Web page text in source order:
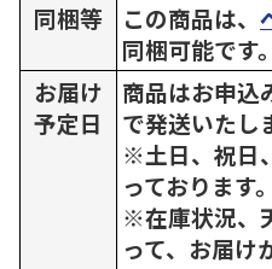
同梱等
この商品は、
同梱可能です。
お届け
予定日
商品はお申込
で発送いたし
※土日、祝日
っております。
※在庫状況、
って、お届け